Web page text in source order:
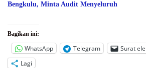
Bengkulu, Minta Audit Menyeluruh
Bagikan ini:
WhatsApp Telegram Surat
Lagi